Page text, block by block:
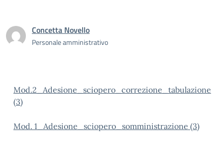
Concetta Novello
Personale amministrativo
Mod.2_Adesione_sciopero_correzione_tabulazione
(3)
Mod. 1_Adesione_sciopero_somministrazione (3)